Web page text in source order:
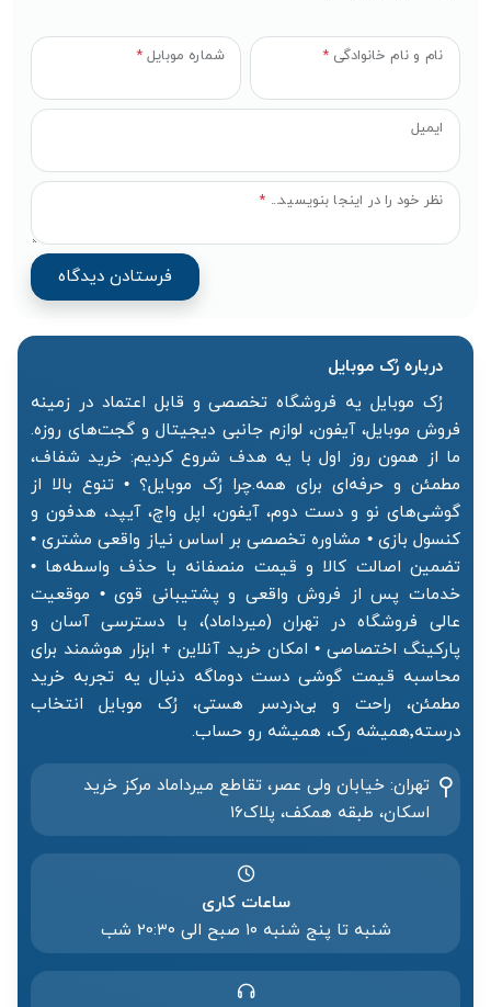
نظر خود را در اینجا بنویسید... *
نام و نام خانوادگی * شماره موبایل *
ایمیل
درباره رُک‌ موبایل
رُک موبایل یه فروشگاه تخصصی و قابل اعتماد در زمینه
فروش موبایل، آیفون، لوازم جانبی دیجیتال و گجت‌های روزه.
ما از همون روز اول با یه هدف شروع کردیم: خرید شفاف،
مطمئن و حرفه‌ای برای همه.چرا رُک موبایل؟ • تنوع بالا از
گوشی‌های نو و دست دوم، آیفون، اپل واچ، آیپد، هدفون و
کنسول بازی • مشاوره تخصصی بر اساس نیاز واقعی مشتری •
تضمین اصالت کالا و قیمت منصفانه با حذف واسطه‌ها •
خدمات پس از فروش واقعی و پشتیبانی قوی • موقعیت
عالی فروشگاه در تهران (میرداماد)، با دسترسی آسان و
پارکینگ اختصاصی • امکان خرید آنلاین + ابزار هوشمند برای
محاسبه قیمت گوشی دست دوماگه دنبال یه تجربه خرید
مطمئن، راحت و بی‌دردسر هستی، رُک موبایل انتخاب
درسته٬همیشه رک، همیشه رو حساب.
تهران: خیابان ولی عصر، تقاطع میرداماد مرکز خرید‌
اسکان، طبقه همکف، پلاک۱۶
ساعات کاری
شنبه تا پنج شنبه ۱۰ صبح الی 20:۳۰ شب